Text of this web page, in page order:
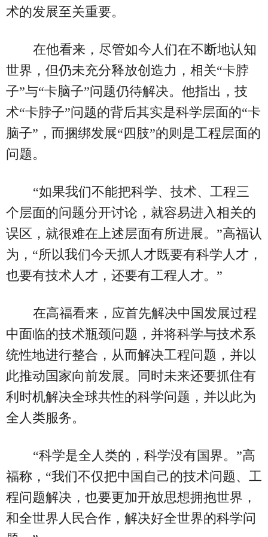
术的发展至关重要。
在他看来，尽管如今人们在不断地认知
世界，但仍未充分释放创造力，相关“卡脖
子”与“卡脑子”问题仍待解决。他指出，技
术“卡脖子”问题的背后其实是科学层面的“卡
脑子”，而捆绑发展“四肢”的则是工程层面的
问题。
“如果我们不能把科学、技术、工程三
个层面的问题分开讨论，就容易进入相关的
误区，就很难在上述层面有所进展。”高福认
为，“所以我们今天抓人才既要有科学人才，
也要有技术人才，还要有工程人才。”
在高福看来，应首先解决中国发展过程
中面临的技术瓶颈问题，并将科学与技术系
统性地进行整合，从而解决工程问题，并以
此推动国家向前发展。同时未来还要抓住有
利时机解决全球共性的科学问题，并以此为
全人类服务。
“科学是全人类的，科学没有国界。”高
福称，“我们不仅把中国自己的技术问题、工
程问题解决，也要更加开放思想拥抱世界，
和全世界人民合作，解决好全世界的科学问